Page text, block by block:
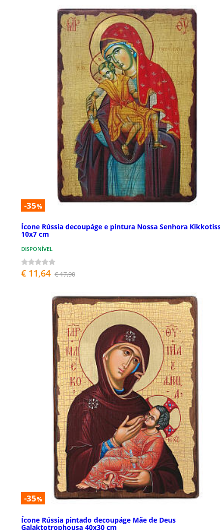
-35%
Ícone Rússia decoupáge e pintura Nossa Senhora
10x7 cm
DISPONÍVEL
€ 11,64 € 17,90
-35%
Ícone Rússia pintado decoupáge Mãe de Deus
Galaktotrophousa 40x30 cm